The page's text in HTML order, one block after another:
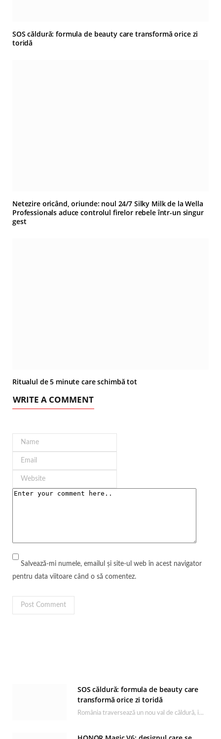
SOS căldură: formula de beauty care transformă orice zi
toridă
Netezire oricând, oriunde: noul 24/7 Silky Milk de la Wella
Professionals aduce controlul firelor rebele într-un singur
gest
Ritualul de 5 minute care schimbă tot
WRITE A COMMENT
Salvează-mi numele, emailul și site-ul web în acest navigator
pentru data viitoare când o să comentez.
SOS căldură: formula de beauty care
transformă orice zi toridă
România traversează un nou val de căldură, iar rutina de îngrijire capătă un rol esențial…